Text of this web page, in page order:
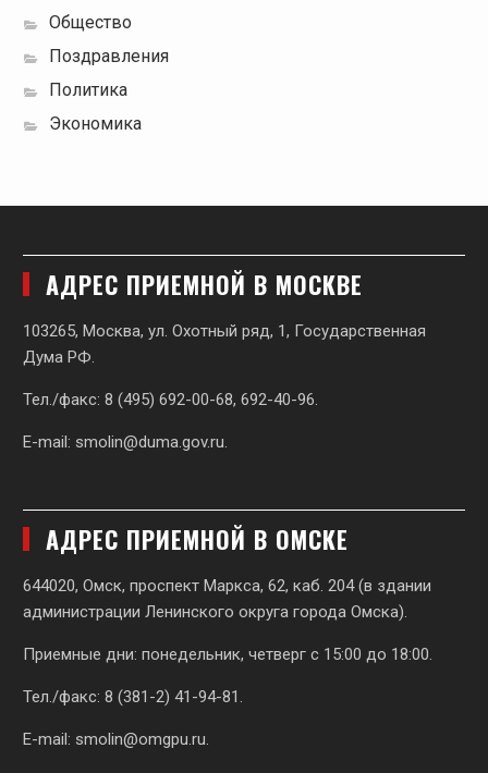
Общество
Поздравления
Политика
Экономика
АДРЕС ПРИЕМНОЙ В МОСКВЕ
103265, Москва, ул. Охотный ряд, 1, Государственная
Дума РФ.
Тел./факс: 8 (495) 692-00-68, 692-40-96.
E-mail: smolin@duma.gov.ru
АДРЕС ПРИЕМНОЙ В ОМСКЕ
644020, Омск, проспект Маркса, 62, каб. 204 (в здании
администрации Ленинского округа города Омска).
Приемные дни: понедельник, четверг с 15:00 до 18:00.
Тел./факс: 8 (381-2) 41-94-81.
E-mail: smolin@omgpu.ru